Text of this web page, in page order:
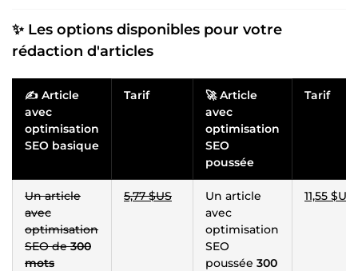
✨ Les options disponibles pour votre
rédaction d'articles
✍ Article
avec
optimisation
SEO basique
Tarif
🚀 Article
avec
optimisation
SEO
poussée
Tarif
Un article
avec
optimisation
SEO de300
mots
5,77 $US
Un article
avec
optimisation
SEO
poussée 300
11,55 $US